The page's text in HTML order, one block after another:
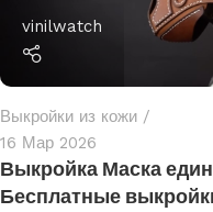
vinilwatch
Выкройки из кожи
16 Мар 2026
Выкройка Маска
Бесплатные